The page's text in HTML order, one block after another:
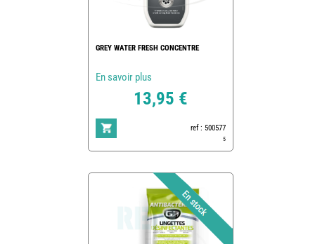
GREY WATER FRESH CONCENTRE
En savoir plus
13,95 €
ref : 500577
5